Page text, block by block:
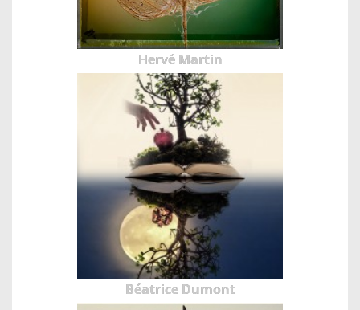
Hervé Martin
Béatrice Dumont